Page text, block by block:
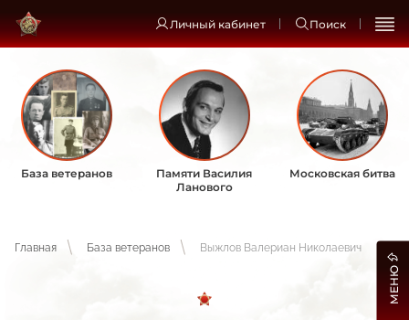
Личный кабинет Поиск
База ветеранов
Памяти Василия
Ланового
Московская битва
Главная База ветеранов Выжлов Валериан Николаевич
МЕНЮ